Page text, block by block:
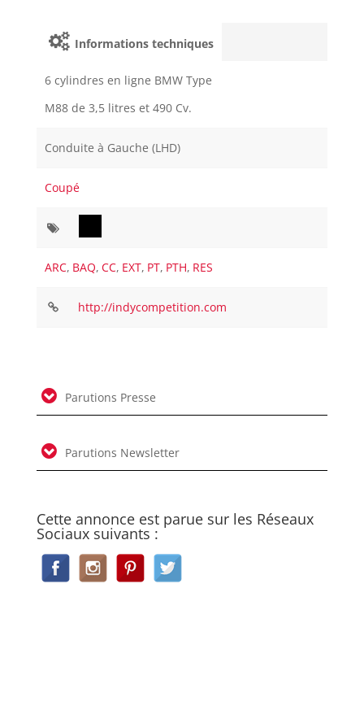
Informations techniques
6 cylindres en ligne BMW Type
M88 de 3,5 litres et 490 Cv.
Conduite à Gauche (LHD)
Coupé
ARC, BAQ, CC, EXT, PT, PTH, RES
http://indycompetition.com
Parutions Presse
Parutions Newsletter
Cette annonce est parue sur les Réseaux
Sociaux suivants :